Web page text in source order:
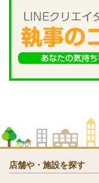
店舗や・施設を探す